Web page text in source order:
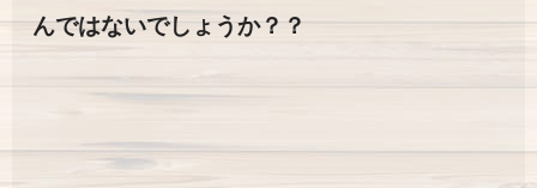
んではないでしょうか？？